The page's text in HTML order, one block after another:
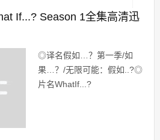
If...? Season 1全集高清迅
◎译名假如…？第一季/如
果…？/无限可能：假如..?◎
片名WhatIf...?